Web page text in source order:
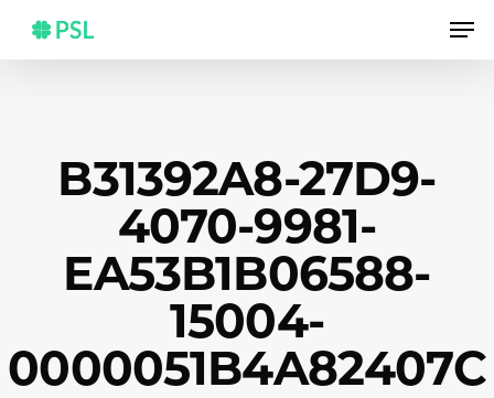
main
B31392A8-27D9-
4070-9981-
EA53B1B06588-
15004-
0000051B4A82407C